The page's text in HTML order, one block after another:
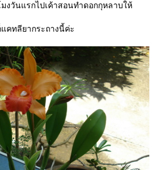
งวันแรกไปเค้าสอนทำดอกกุหลาบให้
คทลียากระถางนี้ค่ะ